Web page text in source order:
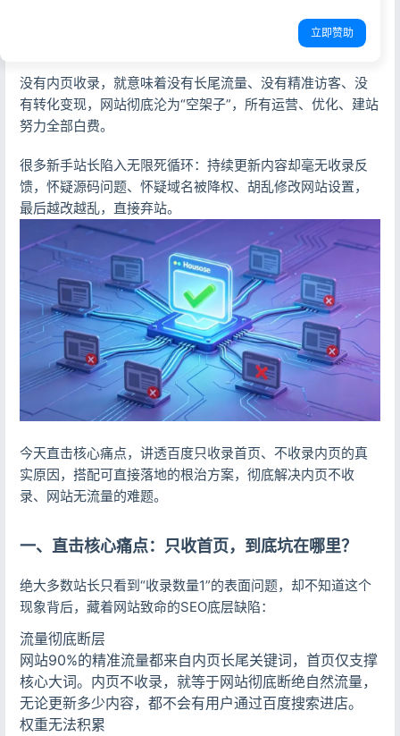
文章，后台看着满满当当的页面，百度收录量却永远定格在
没有内页收录，就意味着没有长尾流量、没有精准访客、没
有转化变现，网站彻底沦为“空架子”，所有运营、优化、建站
努力全部白费。
很多新手站长陷入无限死循环：持续更新内容却毫无收录反
馈，怀疑源码问题、怀疑域名被降权、胡乱修改网站设置，
最后越改越乱，直接弃站。
今天直击核心痛点，讲透百度只收录首页、不收录内页的真
实原因，搭配可直接落地的根治方案，彻底解决内页不收
录、网站无流量的难题。
一、直击核心痛点：只收首页，到底坑在哪里？
绝大多数站长只看到“收录数量1”的表面问题，却不知道这个
现象背后，藏着网站致命的SEO底层缺陷：
流量彻底断层
网站90%的精准流量都来自内页长尾关键词，首页仅支撑
核心大词。内页不收录，就等于网站彻底断绝自然流量，
无论更新多少内容，都不会有用户通过百度搜索进店。
权重无法积累
立即赞助